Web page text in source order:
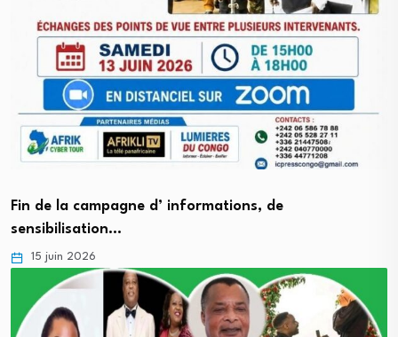
Fin de la campagne d’ informations, de
sensibilisation…
15 juin 2026